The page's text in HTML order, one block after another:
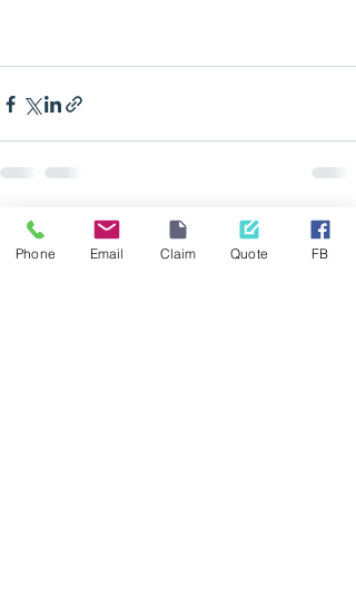
Recent Posts See All
Phone Email Claim Quote FB